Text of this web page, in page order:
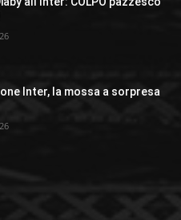
Inter, la mossa a sorpresa